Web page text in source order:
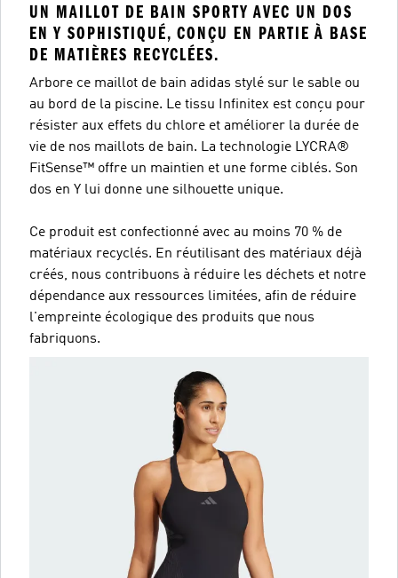
UN MAILLOT DE BAIN SPORTY AVEC UN DOS
EN Y SOPHISTIQUÉ, CONÇU EN PARTIE À BASE
DE MATIÈRES RECYCLÉES.
Arbore ce maillot de bain adidas stylé sur le sable ou
au bord de la piscine. Le tissu Infinitex est conçu pour
résister aux effets du chlore et améliorer la durée de
vie de nos maillots de bain. La technologie LYCRA®
FitSense™ offre un maintien et une forme ciblés. Son
dos en Y lui donne une silhouette unique.
Ce produit est confectionné avec au moins 70 % de
matériaux recyclés. En réutilisant des matériaux déjà
créés, nous contribuons à réduire les déchets et notre
dépendance aux ressources limitées, afin de réduire
l'empreinte écologique des produits que nous
fabriquons.